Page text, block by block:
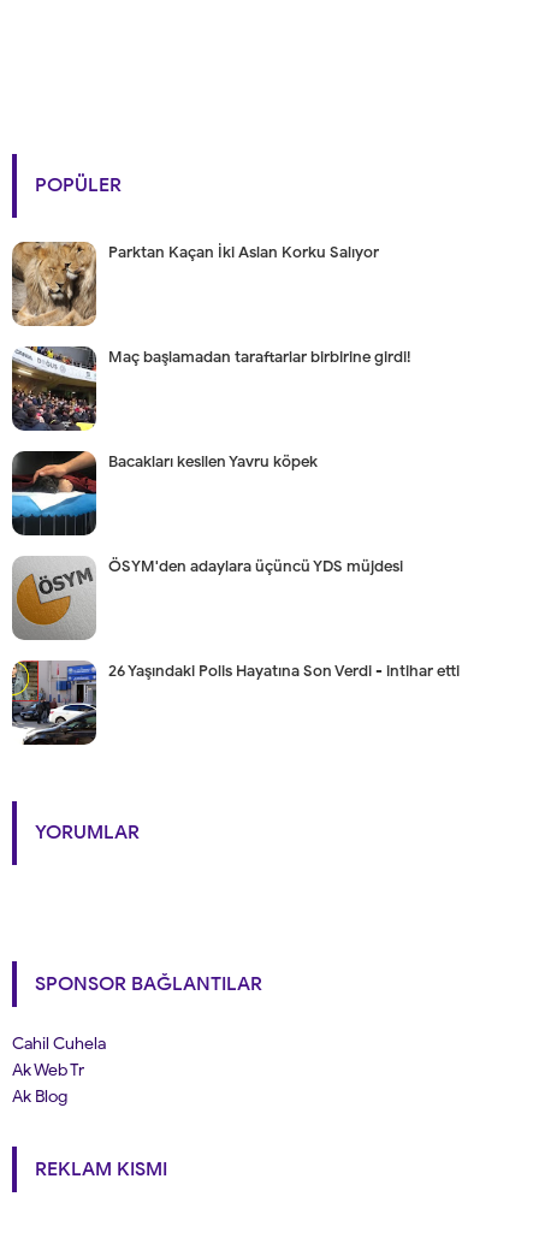
POPÜLER
Parktan Kaçan İki Aslan Korku Salıyor
Maç başlamadan taraftarlar birbirine girdi!
Bacakları kesilen Yavru köpek
ÖSYM'den adaylara üçüncü YDS müjdesi
26 Yaşındaki Polis Hayatına Son Verdi - intihar etti
YORUMLAR
SPONSOR BAĞLANTILAR
Cahil Cuhela
Ak Web Tr
Ak Blog
REKLAM KISMI